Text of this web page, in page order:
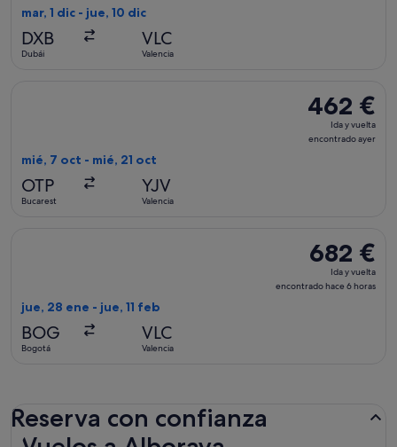
mar, 1 dic - jue, 10 dic
DXB
Dubái
VLC
Valencia
462 €
Ida
y
462 €
Ida y vuelta
encontrado ayer
mié, 7 oct - mié, 21 oct
OTP
Bucarest
YJV
Valencia
682 €
Ida
y
682 €
Ida y vuelta
encontrado hace 6 horas
jue, 28 ene - jue, 11 feb
BOG
Bogotá
VLC
Valencia
Reserva con confianza
Vuelos a Alboraya